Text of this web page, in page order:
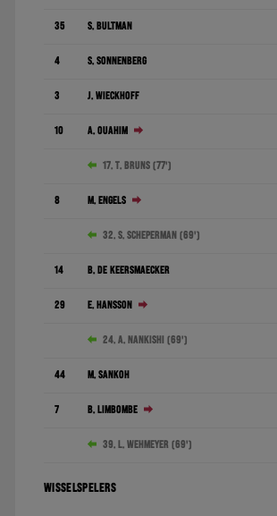
35 S. Bultman
4 S. Sonnenberg
3 J. Wieckhoff
10 A. Ouahim
17. T. Bruns (77')
8 M. Engels
32. S. Scheperman (69')
14 B. De Keersmaecker
29 E. Hansson
24. A. Nankishi (69')
44 M. Sankoh
7 B. Limbombe
39. L. Wehmeyer (69')
WISSELSPELERS